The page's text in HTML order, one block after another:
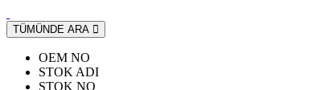
TÜMÜNDE ARA
OEM NO
STOK ADI
STOK NO